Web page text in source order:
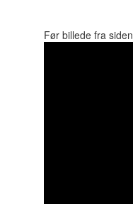
Før billede fra siden